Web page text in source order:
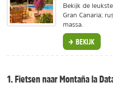
Bekijk de
Gran Canaria;
massa.
BEKIJK
1. Fietsen naar Montaña la